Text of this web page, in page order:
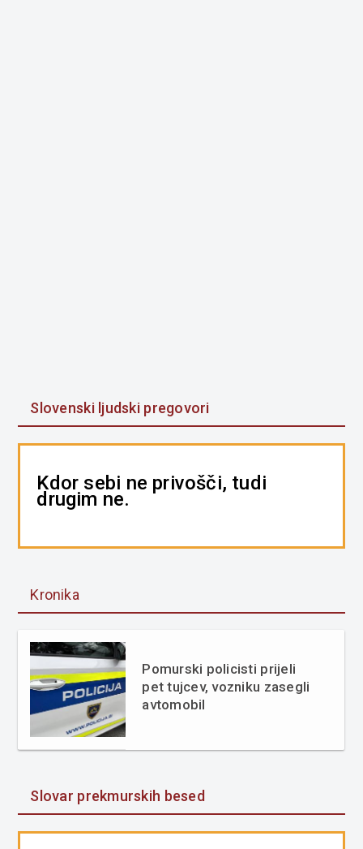
Slovenski ljudski pregovori
Kdor sebi ne privošči, tudi
drugim ne.
Kronika
Pomurski policisti prijeli
pet tujcev, vozniku zasegli
avtomobil
Slovar prekmurskih besed